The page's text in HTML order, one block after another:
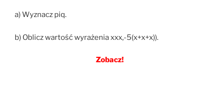
a) Wyznacz piq.
b) Oblicz wartość wyrażenia xxx,-5(x+x+x)).
Zobacz!